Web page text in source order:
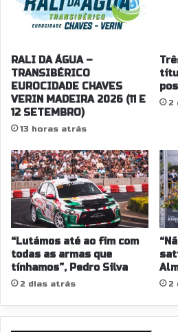
RALI DA ÁGUA –
TRANSIBÉRICO
EUROCIDADE CHAVES
VERIN MADEIRA 2026 (11 E
12 SETEMBRO)
13 horas atrás
2
“Lutámos até ao fim com
todas as armas que
tínhamos”, Pedro Silva
2 dias atrás 2